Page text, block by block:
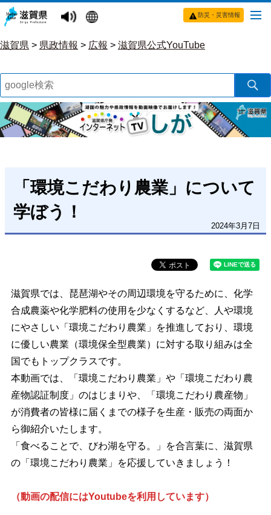
防災・災害情報
滋賀県 > 県政情報 > 広報 > 滋賀県公式YouTube
「環境こだわり農業」について
学ぼう！
2024年3月7日
滋賀県では、琵琶湖やその周辺環境を守るために、化学
合成農薬や化学肥料の使用を少なくするなど、人や環境
にやさしい「環境こだわり農業」を推進しており、環境
に優しい農業（環境保全型農業）に対する取り組みは全
国でもトップクラスです。
本動画では、「環境こだわり農業」や「環境こだわり農
産物認証制度」のはじまりや、「環境こだわり農産物」
が消費者の皆様に届くまでの様子を生産・販売の両面か
ら御紹介いたします。
「食べることで、びわ湖を守る。」を合言葉に、滋賀県
の「環境こだわり農業」を応援していきましょう！
（動画の配信にはYoutubeを利用しています）